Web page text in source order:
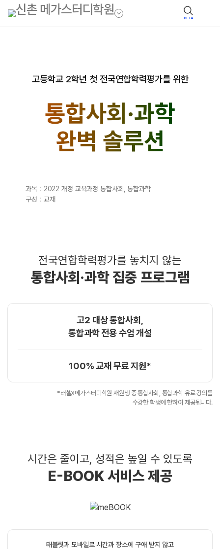
BETA
고등학교 2학년 첫 전국연합학력평가를 위한
통합사회·과학
완벽 솔루션
과목 : 2022 개정 교육과정 통합사회, 통합과학
구성 : 교재
전국연합학력평가를 놓치지 않는
통합사회·과학 집중 프로그램
고2 대상 통합사회,
통합과학 전용 수업 개설
100% 교재 무료 지원*
*러셀X메가스터디학원 재원생 중 통합사회, 통합과학 유료 강의를
수강한 학생에 한하여 제공됩니다.
시간은 줄이고, 성적은 높일 수 있도록
E-BOOK 서비스 제공
태블릿과 모바일로 시간과 장소에 구애 받지 않고